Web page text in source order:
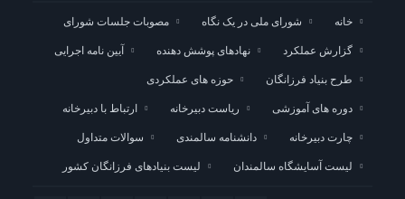
خانه شورای ملی در یک نگاه مصوبات جلسات شورای
گزارش عملکرد نهادهای پوشش دهنده آیین نامه اجرایی
طرح بنیاد فرزانگان حوزه های عملکردی
دوره های آموزشی ریاست دبیرخانه ارتباط با دبیرخانه
چارت دبیرخانه دانشنامه سالمندی سوالات متداول
لیست آسایشگاه سالمندان لیست بنیادهای فرزانگان کشور